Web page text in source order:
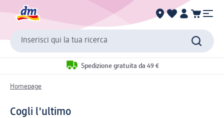
Inserisci qui la tua ricerca
Spedizione gratuita da 49 €
Homepage
Cogli l'ultimo